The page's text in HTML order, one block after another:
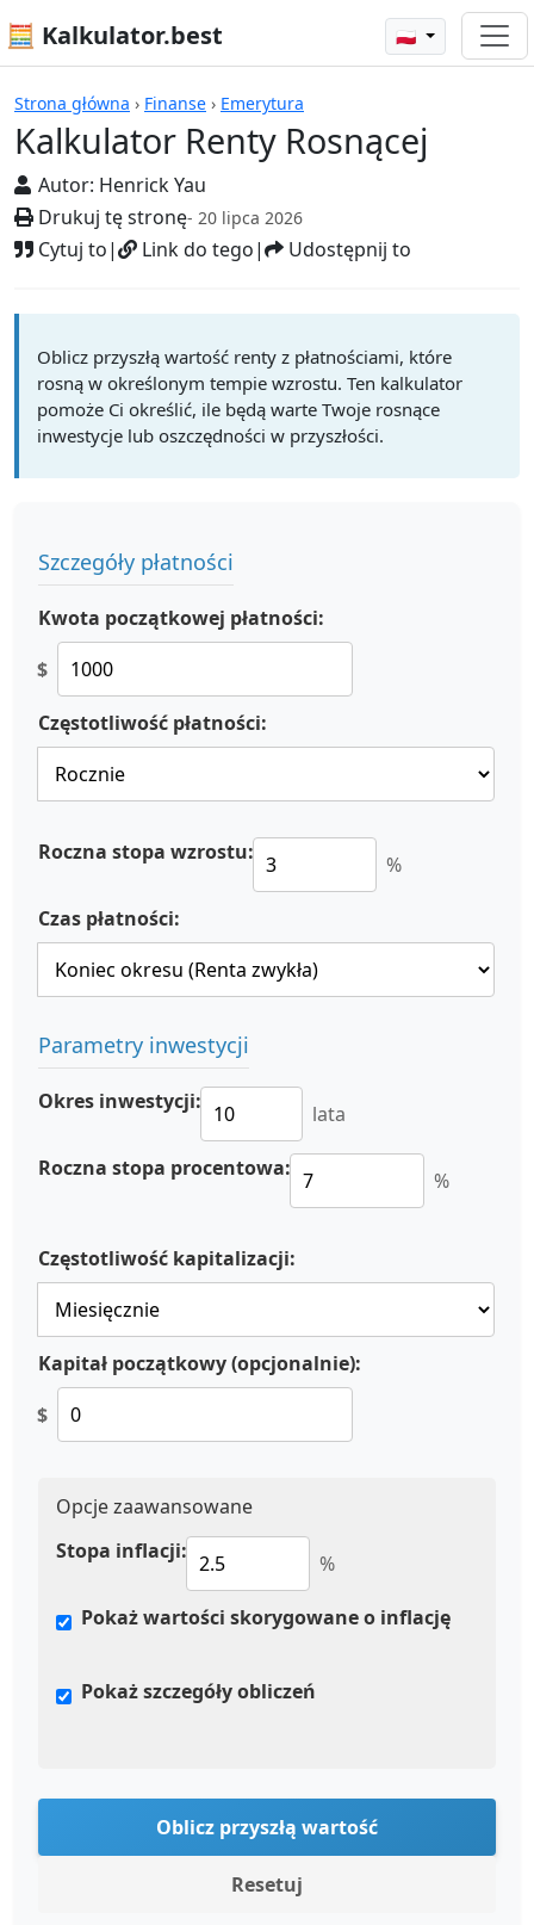
🧮 Kalkulator.best 🇵🇱
Strona główna › Finanse › Emerytura
Kalkulator Renty Rosnącej
Autor: Henrick Yau
Drukuj tę stronę- 20 lipca 2026
Cytuj to| Link do tego| Udostępnij to
Kalkulatory
Oblicz przyszłą wartość renty z płatnościami, które
rosną w określonym tempie wzrostu. Ten kalkulator
pomoże Ci określić, ile będą warte Twoje rosnące
inwestycje lub oszczędności w przyszłości.
Szczegóły płatności
Kwota początkowej płatności:
$
Częstotliwość płatności:
Roczna stopa wzrostu: %
Czas płatności:
Parametry inwestycji
Okres inwestycji: lata
Roczna stopa procentowa: %
Częstotliwość kapitalizacji:
Kapitał początkowy (opcjonalnie):
$
Opcje zaawansowane
Stopa inflacji:
%
Pokaż wartości skorygowane o inflację
Pokaż szczegóły obliczeń
Oblicz przyszłą wartość
Resetuj